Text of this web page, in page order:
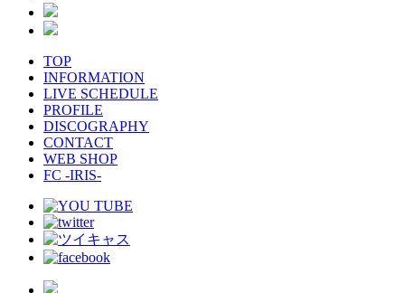
TOP
INFORMATION
LIVE SCHEDULE
PROFILE
DISCOGRAPHY
CONTACT
WEB SHOP
FC -IRIS-